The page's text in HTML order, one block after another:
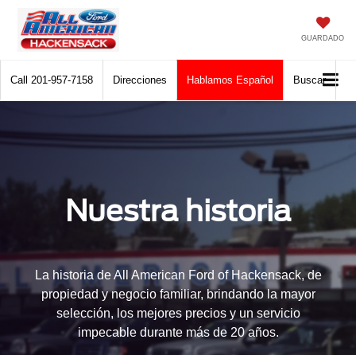
GUARDADO
Call 201-957-7158 Direcciones Hablamos Español Buscar
Nuestra historia
La historia de All American Ford of Hackensack, de
propiedad y negocio familiar, brindando la mayor
selección, los mejores precios y un servicio
impecable durante más de 20 años.